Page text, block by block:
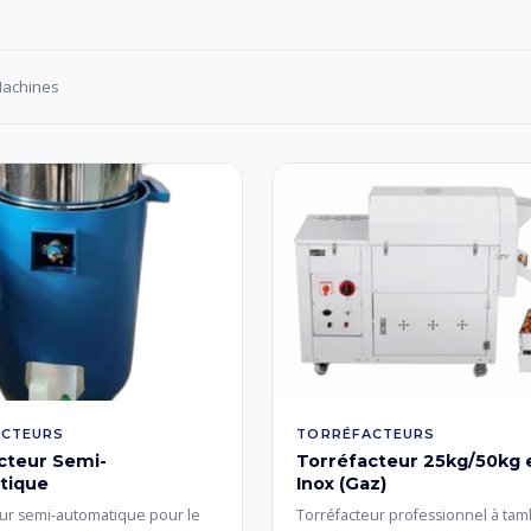
Semi-
semi-automatique pour le
TORRÉFACTEURS
Torréfacteur 25kg/50kg
Inox (Gaz)
Torréfacteur professionnel à